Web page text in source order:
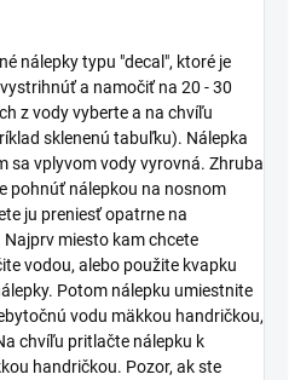
nálepky typu "decal", ktoré je
a namočiť na 20 - 30
z vody vyberte a na chvíľu
sklenenú tabuľku). Nálepka
sa vplyvom vody vyrovná. Zhruba
pohnúť nálepkou na nosnom
ju preniesť opatrne na
miesto kam chcete
vodou, alebo použite kvapku
Potom nálepku umiestnite
vodu mäkkou handričkou,
chvíľu pritlačte nálepku k
handričkou. Pozor, ak ste